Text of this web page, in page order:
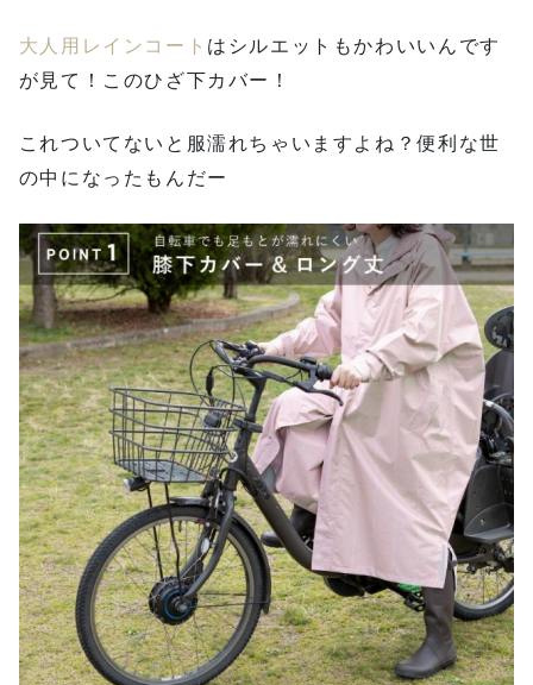
大人用レインコート はシルエットもかわいいんです
が見て！このひざ下カバー！
これついてないと服濡れちゃいますよね？便利な世
の中になったもんだー